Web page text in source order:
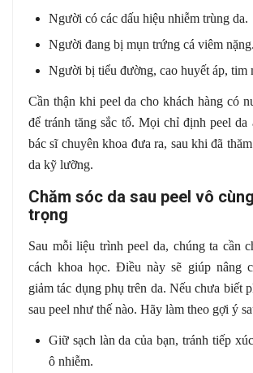
Người có các dấu hiệu nhiễm trùng da.
Người đang bị mụn trứng cá viêm nặng.
Người bị tiểu đường, cao huyết áp, tim
Cần thận khi peel da cho khách hàng có
để tránh tăng sắc tố. Mọi chỉ định peel da
bác sĩ chuyên khoa đưa ra, sau khi đã
da kỹ lưỡng.
Chăm sóc da sau peel vô
trọng
Sau mỗi liệu trình peel da, chúng ta cần
cách khoa học. Điều này sẽ giúp nâng
giảm tác dụng phụ trên da. Nếu chưa biết
sau peel như thế nào. Hãy làm theo gợi ý
Giữ sạch làn da của bạn, tránh tiếp
ô nhiễm.